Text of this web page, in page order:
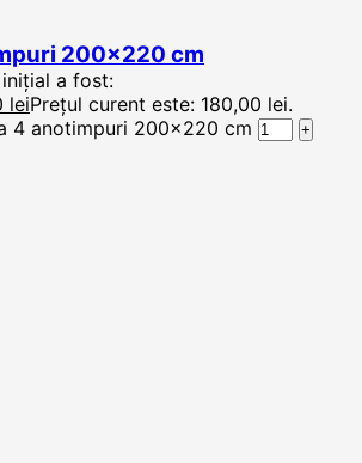
200×220 cm
a fost:
leiPrețul curent este: 180,00 lei.
4 anotimpuri 200x220 cm